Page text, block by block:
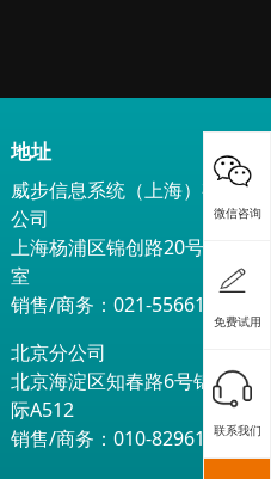
地址
威步信息系统（上海）有限
公司
上海杨浦区锦创路20号1602
室
销售/商务：021-55661791
北京分公司
北京海淀区知春路6号锦秋国
际A512
销售/商务：010-82961560
微信咨询
免费试用
联系我们